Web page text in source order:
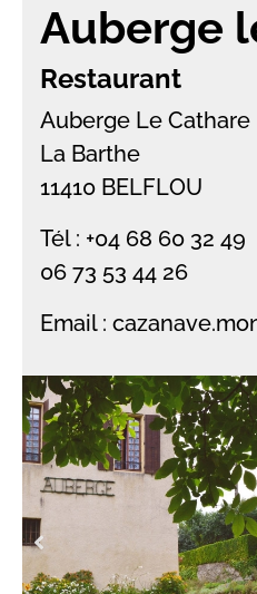
Auberge
Restaurant
Auberge Le Cathare
La Barthe
11410 BELFLOU
Tél : +04 68 60 32 49
06 73 53 44 26
Email :